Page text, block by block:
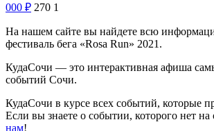
000 ₽ 270 1
На нашем сайте вы найдете всю
фестиваль бега «Rosa Run» 2021.
КудаСочи — это интерактивная афиша
событий Сочи.
КудаСочи в курсе всех событий, которые
Если вы знаете о событии, которого нет на
нам!